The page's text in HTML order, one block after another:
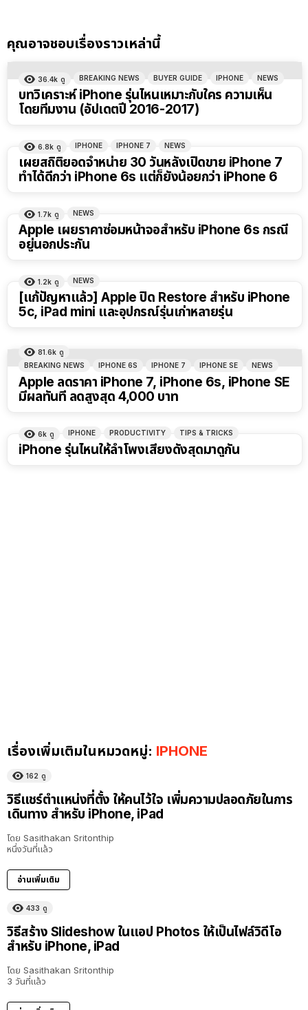
คุณอาจชอบเรื่องราวเหล่านี้
36.4k ดู BREAKING NEWS BUYER GUIDE IPHONE NEWS
บทวิเคราะห์ iPhone รุ่นไหนเหมาะกับใคร ความเห็น
โดยทีมงาน (อัปเดตปี 2016-2017)
6.8k ดู IPHONE IPHONE 7 NEWS
เผยสถิติยอดจำหน่าย 30 วันหลังเปิดขาย iPhone 7
ทำได้ดีกว่า iPhone 6s แต่ก็ยังน้อยกว่า iPhone 6
1.7k ดู NEWS
Apple เผยราคาซ่อมหน้าจอสำหรับ iPhone 6s กรณี
อยู่นอกประกัน
1.2k ดู NEWS
[แก้ปัญหาแล้ว] Apple ปิด Restore สำหรับ iPhone
5c, iPad mini และอุปกรณ์รุ่นเก่าหลายรุ่น
81.6k ดู
BREAKING NEWS
IPHONE 6S IPHONE 7 IPHONE SE NEWS
Apple ลดราคา iPhone 7, iPhone 6s, iPhone SE
มีผลทันที ลดสูงสุด 4,000 บาท
6k ดู IPHONE PRODUCTIVITY TIPS & TRICKS
iPhone รุ่นไหนให้ลำโพงเสียงดังสุดมาดูกัน
เรื่องเพิ่มเติมในหมวดหมู่: IPHONE
162 ดู
วิธีแชร์ตำแหน่งที่ตั้ง ให้คนไว้ใจ เพิ่มความปลอดภัยในการ
เดินทาง สำหรับ iPhone, iPad
โดย Sasithakan Sritonthip
หนึ่งวันที่แล้ว
อ่านเพิ่มเติม
433 ดู
วิธีสร้าง Slideshow ในแอป Photos ให้เป็นไฟล์วิดีโอ
สำหรับ iPhone, iPad
โดย Sasithakan Sritonthip
3 วันที่แล้ว